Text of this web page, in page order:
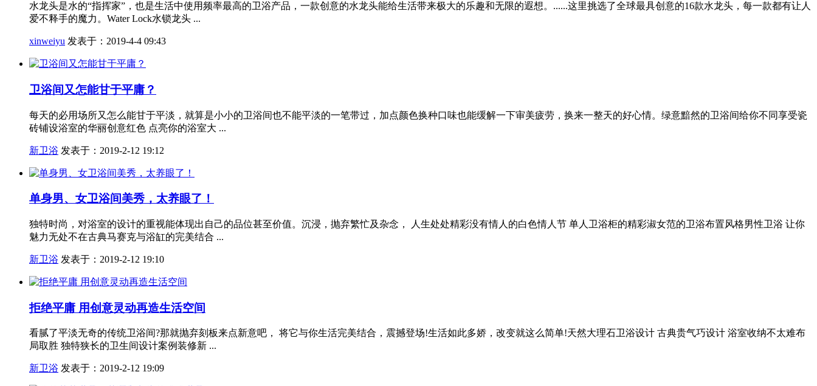
水龙头是水的“指挥家”，也是生活中使用频率最高的卫浴产品，一款创意的水龙头能给生活带来极大的乐趣和无限的遐想。......这里挑选了全球最具创意的16款水龙头，每一款都有让人
爱不释手的魔力。Water Lock水锁龙头 ...
xinweiyu 发表于：2019-4-4 09:43
卫浴间又怎能甘于平庸？
每天的必用场所又怎么能甘于平淡，就算是小小的卫浴间也不能平淡的一笔带过，加点颜色换种口味也能缓解一下审美疲劳，换来一整天的好心情。绿意黯然的卫浴间给你不同享受瓷
砖铺设浴室的华丽创意红色 点亮你的浴室大 ...
新卫浴 发表于：2019-2-12 19:12
单身男、女卫浴间美秀，太养眼了！
独特时尚，对浴室的设计的重视能体现出自己的品位甚至价值。沉浸，抛弃繁忙及杂念， 人生处处精彩没有情人的白色情人节 单人卫浴柜的精彩淑女范的卫浴布置风格男性卫浴 让你
魅力无处不在古典马赛克与浴缸的完美结合 ...
新卫浴 发表于：2019-2-12 19:10
拒绝平庸 用创意灵动再造生活空间
看腻了平淡无奇的传统卫浴间?那就抛弃刻板来点新意吧， 将它与你生活完美结合，震撼登场!生活如此多娇，改变就这么简单!天然大理石卫浴设计 古典贵气巧设计 浴室收纳不太难布
局取胜 独特狭长的卫生间设计案例装修新 ...
新卫浴 发表于：2019-2-12 19:09